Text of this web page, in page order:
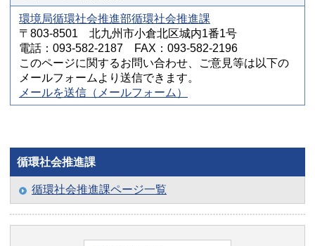
環境局循環社会推進部循環社会推進課
〒803-8501 北九州市小倉北区城内1番1号
電話：093-582-2187 FAX：093-582-2196
このページに関するお問い合わせ、ご意見等は以下の
メールフォームより送信できます。
メールを送信（メールフォーム）
循環社会推進課
循環社会推進課ページ一覧